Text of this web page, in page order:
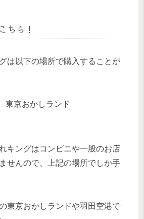
ちら！
は以下の場所で購入することが
京おかしランド
キングはコンビニや一般のお店
せんので、上記の場所でしか手
東京おかしランドや羽田空港で